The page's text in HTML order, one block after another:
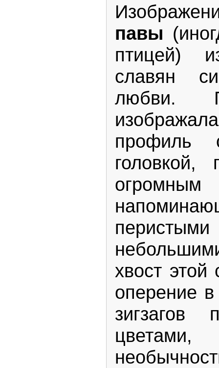
павы
птицей)
славян
любви.
профиль
хвост
оперение
зигзагов